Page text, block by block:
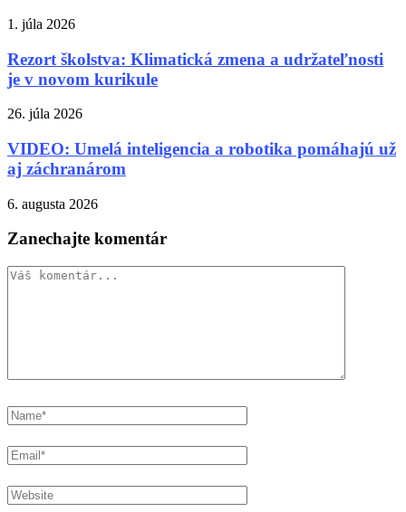
1. júla 2026
Rezort školstva: Klimatická zmena a udržateľnosti
je v novom kurikule
26. júla 2026
VIDEO: Umelá inteligencia a robotika pomáhajú už
aj záchranárom
6. augusta 2026
Zanechajte komentár